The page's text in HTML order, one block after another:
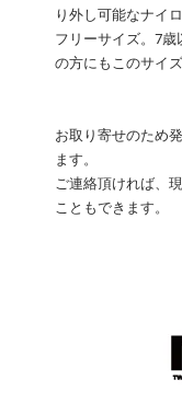
り外し可能なナイ
フリーサイズ。7歳
の方にもこのサイ
お取り寄せのため
ます。
ご連絡頂ければ、
こともできます。